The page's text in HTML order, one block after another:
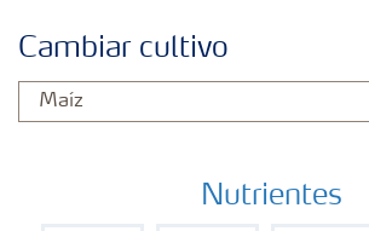
Portafolio de Agricultura Digital
Almacenaje y manejo de fertilizantes
Cambiar cultivo
Nutrientes